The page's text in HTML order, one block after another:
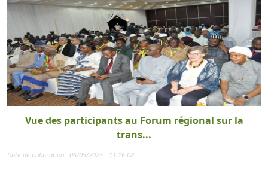
Vue des participants au Forum régional sur la
trans...
Date de publication : 06/05/2025 - 11:16:08